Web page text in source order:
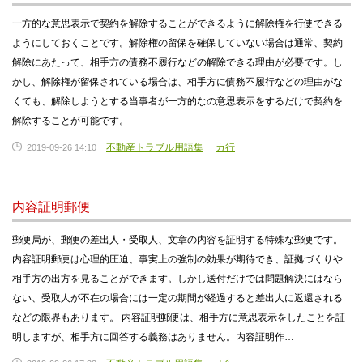
一方的な意思表示で契約を解除することができるように解除権を行使できる
ようにしておくことです。解除権の留保を確保していない場合は通常、契約
解除にあたって、相手方の債務不履行などの解除できる理由が必要です。し
かし、解除権が留保されている場合は、相手方に債務不履行などの理由がな
くても、解除しようとする当事者が一方的なの意思表示をするだけで契約を
解除することが可能です。
2019-09-26 14:10 不動産トラブル用語集 カ行
内容証明郵便
郵便局が、郵便の差出人・受取人、文章の内容を証明する特殊な郵便です。
内容証明郵便は心理的圧迫、事実上の強制の効果が期待でき、証拠づくりや
相手方の出方を見ることができます。しかし送付だけでは問題解決にはなら
ない、受取人が不在の場合には一定の期間が経過すると差出人に返還される
などの限界もあります。 内容証明郵便は、相手方に意思表示をしたことを証
明しますが、相手方に回答する義務はありません。内容証明作…